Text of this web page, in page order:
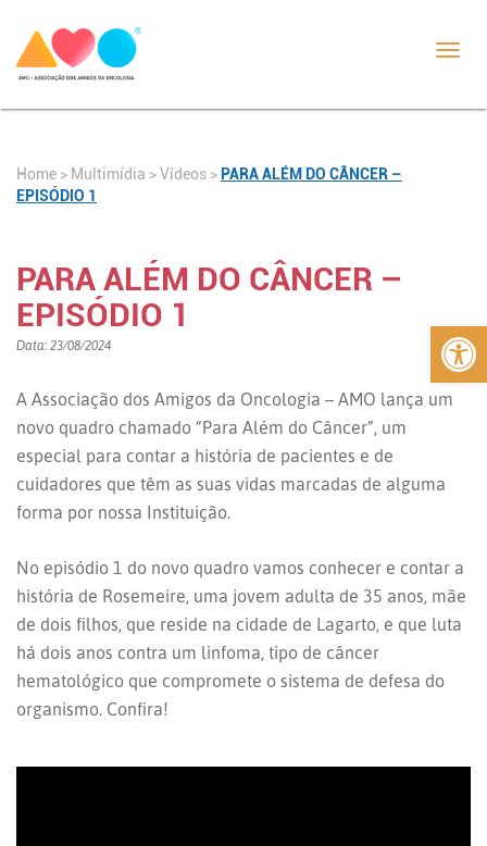
Abrir
Home > Multimídia >Vídeos > PARA ALÉM DO CÂNCER –
EPISÓDIO 1
PARA ALÉM DO CÂNCER –
EPISÓDIO 1
Data: 23/08/2024
A Associação dos Amigos da Oncologia – AMO lança um
novo quadro chamado “Para Além do Câncer”, um
especial para contar a história de pacientes e de
cuidadores que têm as suas vidas marcadas de alguma
forma por nossa Instituição.
No episódio 1 do novo quadro vamos conhecer e contar a
história de Rosemeire, uma jovem adulta de 35 anos, mãe
de dois filhos, que reside na cidade de Lagarto, e que luta
há dois anos contra um linfoma, tipo de câncer
hematológico que compromete o sistema de defesa do
organismo. Confira!